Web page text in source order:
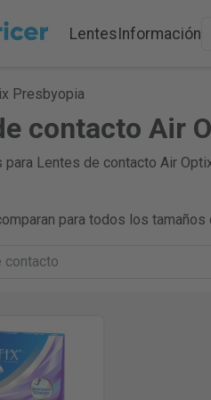
LentesInformación
Presbyopia
contacto Air
para Lentes de contacto Air
para todos los